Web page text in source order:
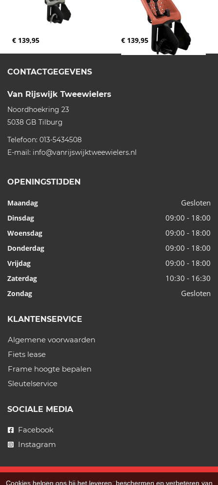
€ 139,95 € 139,95
CONTACTGEGEVENS
Van Rijswijk Tweewielers
Noordhoekring 23
5038 GB Tilburg
Telefoon: 013-5434508
E-mail: info@vanrijswijktweewielers.nl
OPENINGSTIJDEN
Maandag Gesloten
Dinsdag 09:00 - 18:00
Woensdag 09:00 - 18:00
Donderdag 09:00 - 18:00
Vrijdag 09:00 - 18:00
Zaterdag 10:30 - 16:30
Zondag Gesloten
KLANTENSERVICE
Algemene voorwaarden
Fiets lease
Frame hoogte bepalen
Sleutelservice
SOCIALE MEDIA
Facebook
Instagram
© 2026 Van Rijswijk Tweewielers. Ondersteund doorSitePack ®
Cookies helpen ons bij het leveren, beschermen en verbeteren van